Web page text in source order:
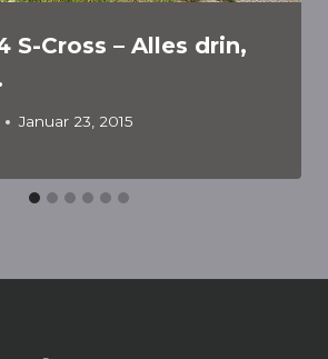
S-Cross – Alles drin,
Januar 23, 2015